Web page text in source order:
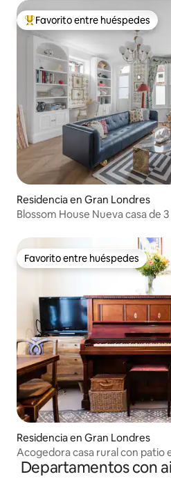
De los mejores en Favorito entre
Favorito entre huéspedes
Residencia en Gran Londres
Blossom House Nueva casa de
Favorito entre huéspedes
Favorito entre huéspedes
Residencia en Gran Londres
Acogedora casa rural con patio
Key
Departamentos con